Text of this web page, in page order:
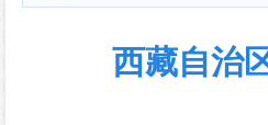
西藏自治